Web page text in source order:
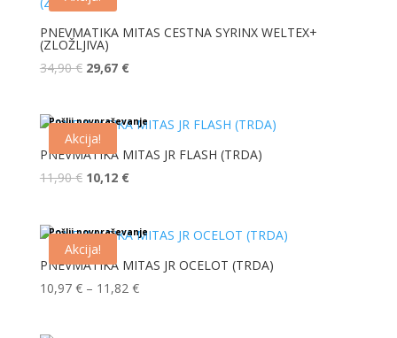
34,90 €.
PNEVMATIKA MITAS CESTNA SYRINX WELTEX+
(ZLOŽLJIVA)
34,90€ Izvirna
bila:
34,90 €.
29,67 €Trenutna
29,67 €.
Pošlji povpraševanje
Akcija!
PNEVMATIKA MITAS JR FLASH (TRDA)
11,90€ Izvirna
bila:
11,90 €.
10,12 €Trenutna
10,12 €.
Pošlji povpraševanje
Akcija!
PNEVMATIKA MITAS JR OCELOT (TRDA)
10,97 €– 11,82 €